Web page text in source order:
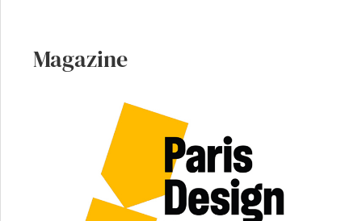
Magazine